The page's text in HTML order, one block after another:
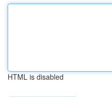
HTML is disabled